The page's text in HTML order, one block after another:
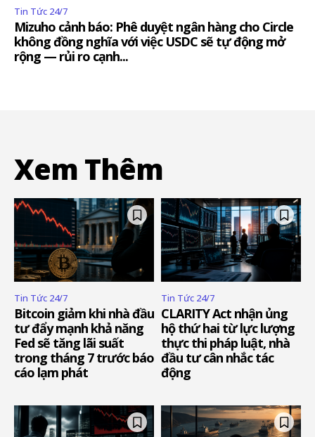
Tin Tức 24/7
Mizuho cảnh báo: Phê duyệt ngân hàng cho Circle
không đồng nghĩa với việc USDC sẽ tự động mở
rộng — rủi ro cạnh...
Xem Thêm
Tin Tức 24/7
Bitcoin giảm khi nhà đầu
tư đẩy mạnh khả năng
Fed sẽ tăng lãi suất
trong tháng 7 trước báo
cáo lạm phát
Tin Tức 24/7
CLARITY Act nhận ủng
hộ thứ hai từ lực lượng
thực thi pháp luật, nhà
đầu tư cân nhắc tác
động